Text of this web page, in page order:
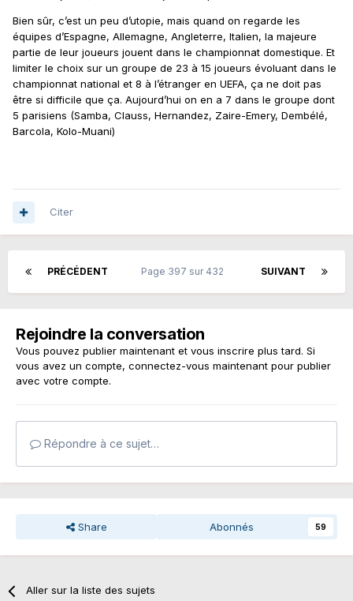
Bien sûr, c’est un peu d’utopie, mais quand on regarde les
équipes d’Espagne, Allemagne, Angleterre, Italien, la majeure
partie de leur joueurs jouent dans le championnat domestique. Et
limiter le choix sur un groupe de 23 à 15 joueurs évoluant dans le
championnat national et 8 à l’étranger en UEFA, ça ne doit pas
être si difficile que ça. Aujourd’hui on en a 7 dans le groupe dont
5 parisiens (Samba, Clauss, Hernandez, Zaire-Emery, Dembélé,
Barcola, Kolo-Muani)
Citer
PRÉCÉDENT SUIVANT
Page 397 sur 432
Rejoindre la conversation
Vous pouvez publier maintenant et vous inscrire plus tard. Si
vous avez un compte, connectez-vous maintenant pour publier
avec votre compte.
Répondre à ce sujet…
Share Abonnés 59
Aller sur la liste des sujets